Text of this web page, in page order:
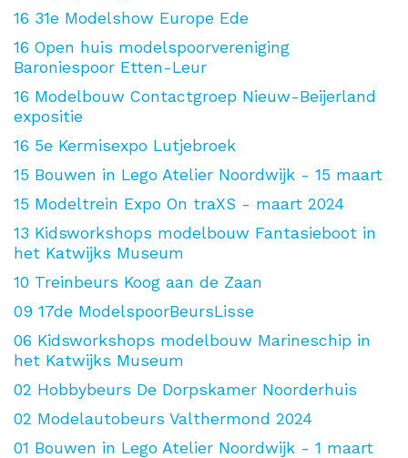
16 31e Modelshow Europe Ede
16 Open huis modelspoorvereniging
Baroniespoor Etten-Leur
16 Modelbouw Contactgroep Nieuw-Beijerland
expositie
16 5e Kermisexpo Lutjebroek
15 Bouwen in Lego Atelier Noordwijk - 15 maart
15 Modeltrein Expo On traXS - maart 2024
13 Kidsworkshops modelbouw Fantasieboot in
het Katwijks Museum
10 Treinbeurs Koog aan de Zaan
09 17de ModelspoorBeursLisse
06 Kidsworkshops modelbouw Marineschip in
het Katwijks Museum
02 Hobbybeurs De Dorpskamer Noorderhuis
02 Modelautobeurs Valthermond 2024
01 Bouwen in Lego Atelier Noordwijk - 1 maart